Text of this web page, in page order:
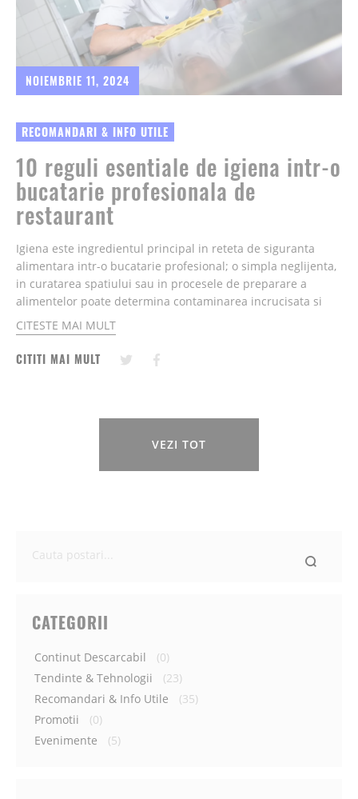
NOIEMBRIE 11, 2024
RECOMANDARI & INFO UTILE
10 reguli esentiale de igiena intr-o
bucatarie profesionala de
restaurant
Igiena este ingredientul principal in reteta de siguranta
alimentara intr-o bucatarie profesional; o simpla neglijenta,
in curatarea spatiului sau in procesele de preparare a
alimentelor poate determina contaminarea incrucisata si
raspandirea bacteriilor...
CITESTE MAI MULT
CITITI MAI MULT
VEZI TOT
Ce
CATEGORII
Continut Descarcabil
(0)
Tendinte & Tehnologii
(23)
Recomandari & Info Utile
(35)
Promotii
(0)
Evenimente
(5)